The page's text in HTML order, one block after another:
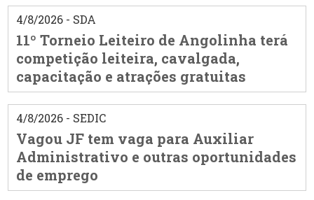
4/8/2026 - SDA
11º Torneio Leiteiro de Angolinha terá
competição leiteira, cavalgada,
capacitação e atrações gratuitas
4/8/2026 - SEDIC
Vagou JF tem vaga para Auxiliar
Administrativo e outras oportunidades
de emprego